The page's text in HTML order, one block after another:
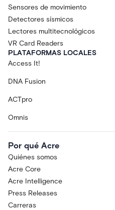
Sensores de movimiento
Detectores sísmicos
Lectores multitecnológicos
VR Card Readers
PLATAFORMAS LOCALES
Access It!
DNA Fusion
ACTpro
Omnis
Por qué Acre
Quiénes somos
Acre Core
Acre Intelligence
Press Releases
Carreras